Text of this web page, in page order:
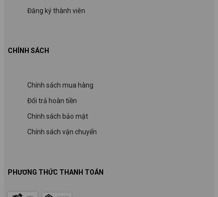
CHÍNH SÁCH
Chính sách mua hàng
Đổi trả hoàn tiền
Chính sách bảo mật
Chính sách vận chuyển
Đăng ký thành viên
PHƯƠNG THỨC THANH TOÁN